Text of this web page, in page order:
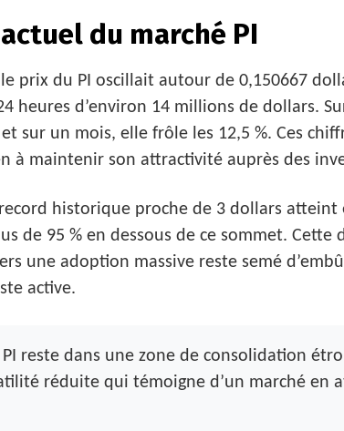
du marché PI
le prix du PI oscillait autour de 0,150667
heures d’environ 14 millions de dollars.
sur un mois, elle frôle les 12,5 %. Ces
à maintenir son attractivité auprès des
historique proche de 3 dollars atteint
de 95 % en dessous de ce sommet.
une adoption massive reste semé
active.
PI reste dans une zone de consolidation
réduite qui témoigne d’un marché en